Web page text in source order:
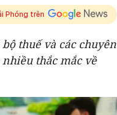
Phóng trên
thuế và các chuyên
thắc mắc về